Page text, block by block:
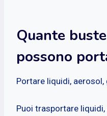
Quante
possono
Portare liquidi,
Puoi trasportare